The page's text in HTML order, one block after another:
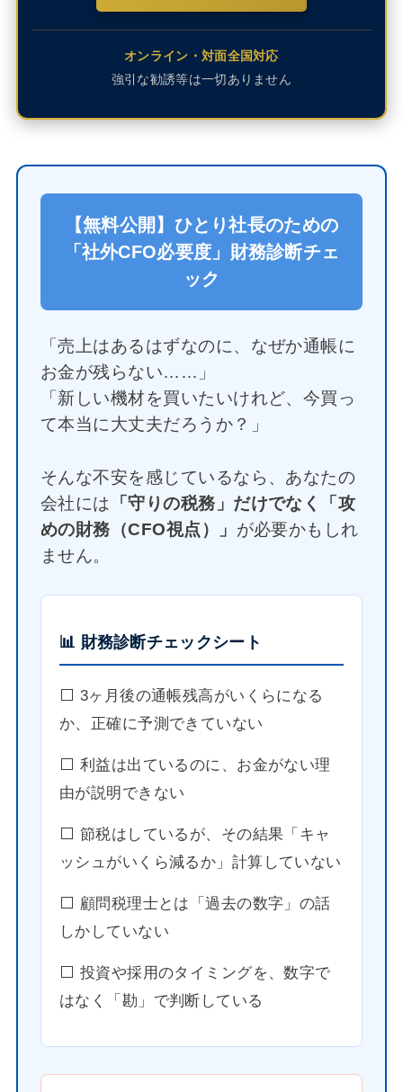
オンライン・対面全国対応
強引な勧誘等は一切ありません
【無料公開】ひとり社長のための
「社外CFO必要度」財務診断チェ
ック
「売上はあるはずなのに、なぜか通帳に
お金が残らない……」
「新しい機材を買いたいけれど、今買っ
て本当に大丈夫だろうか？」
そんな不安を感じているなら、あなたの
会社には 「守りの税務」だけでなく「攻
めの財務（CFO視点）」 が必要かもしれ
ません。
📊 財務診断チェックシート
⬜️ 3ヶ月後の通帳残高がいくらになる
か、正確に予測できていない
⬜️ 利益は出ているのに、お金がない理
由が説明できない
⬜️ 節税はしているが、その結果「キャ
ッシュがいくら減るか」計算していない
⬜️ 顧問税理士とは「過去の数字」の話
しかしていない
⬜️ 投資や採用のタイミングを、数字で
はなく「勘」で判断している